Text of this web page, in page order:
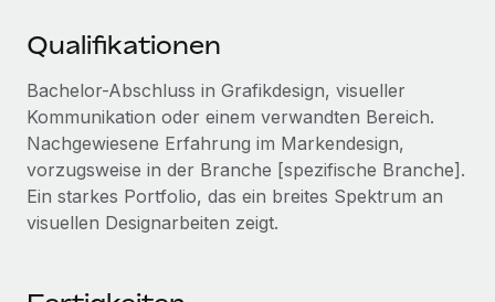
Auch im neuen Jahr wollen wir bei Remote Unternehmen
Mehr erfahren
Wie Phiture 55 Mitarbeiter:innen in 19 Ländern
mit Remote verwaltet
Qualifikationen
Bachelor-Abschluss in Grafikdesign, visueller
Kommunikation oder einem verwandten Bereich.
Nachgewiesene Erfahrung im Markendesign,
vorzugsweise in der Branche [spezifische Branche].
Ein starkes Portfolio, das ein breites Spektrum an
visuellen Designarbeiten zeigt.